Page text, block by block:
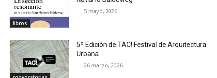
libros
5 mayo, 2026
5º Edición de TAC! Festival de Arquitectura
Urbana
26 marzo, 2026